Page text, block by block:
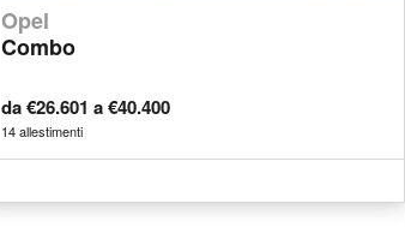
Opel
Combo
da €26.601 a €40.400
14 allestimenti